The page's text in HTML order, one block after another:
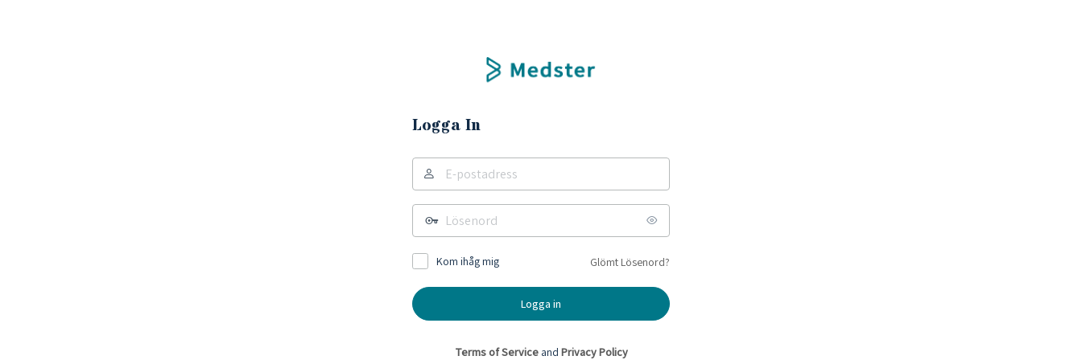
Logga In
Kom ihåg mig Glömt Lösenord?
Terms of Serviceand Privacy Policy